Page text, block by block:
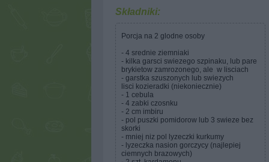
Składniki:
Porcja na 2 glodne osoby
- 4 srednie ziemniaki
- kilka garsci swiezego szpinaku, lub pare
brykietow zamrozonego, ale w lisciach
- garstka szuszonych lub swiezych
lisci kozieradki (niekoniecznie)
- 1 cebula
- 4 zabki czosnku
- 2 cm imbiru
- pol puszki pomidorow lub 3 swieze bez
skorki
- mniej niz pol lyzeczki kurkumy
- lyzeczka nasion gorczycy (najlepiej
ciemnych brazowych)